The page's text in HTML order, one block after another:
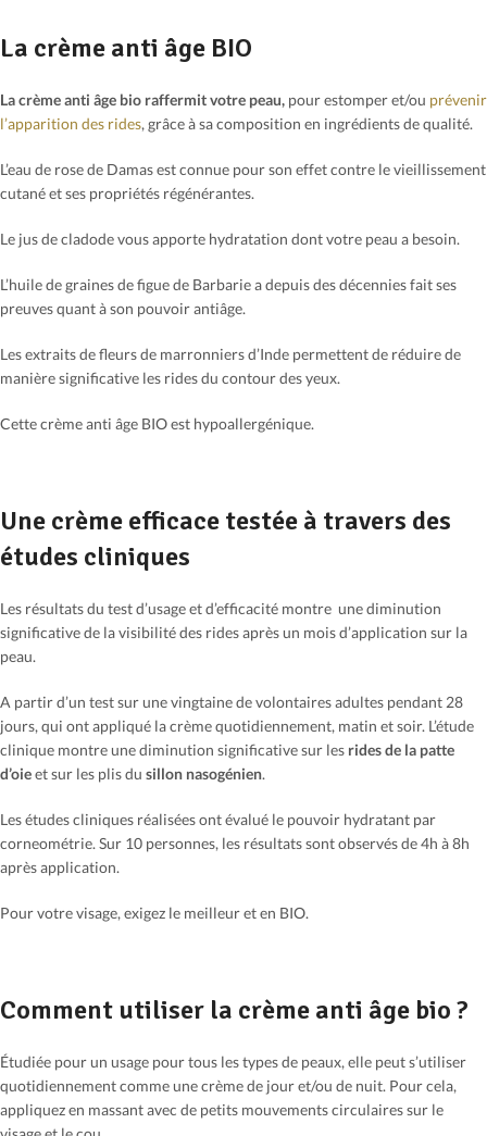
La crème anti âge BIO
La crème anti âge bio raffermit votre peau, pour estomper et/ou prévenir
l’apparition des rides, grâce à sa composition en ingrédients de qualité.
L’eau de rose de Damas est connue pour son effet contre le vieillissement
cutané et ses propriétés régénérantes.
Le jus de cladode vous apporte hydratation dont votre peau a besoin.
L’huile de graines de figue de Barbarie a depuis des décennies fait ses
preuves quant à son pouvoir antiâge.
Les extraits de fleurs de marronniers d’Inde permettent de réduire de
manière significative les rides du contour des yeux.
Cette crème anti âge BIO est hypoallergénique.
Une crème efficace testée à travers des
études cliniques
Les résultats du test d’usage et d’efficacité montre une diminution
significative de la visibilité des rides après un mois d’application sur la
peau.
A partir d’un test sur une vingtaine de volontaires adultes pendant 28
jours, qui ont appliqué la crème quotidiennement, matin et soir. L’étude
clinique montre une diminution significative sur les rides de la patte
d’oieet sur les plis du sillon nasogénien.
Les études cliniques réalisées ont évalué le pouvoir hydratant par
corneométrie. Sur 10 personnes, les résultats sont observés de 4h à 8h
après application.
Pour votre visage, exigez le meilleur et en BIO.
Comment utiliser la crème anti âge bio ?
Étudiée pour un usage pour tous les types de peaux, elle peut s’utiliser
quotidiennement comme une crème de jour et/ou de nuit. Pour cela,
appliquez en massant avec de petits mouvements circulaires sur le